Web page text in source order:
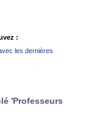
:
les dernières
'Professeurs